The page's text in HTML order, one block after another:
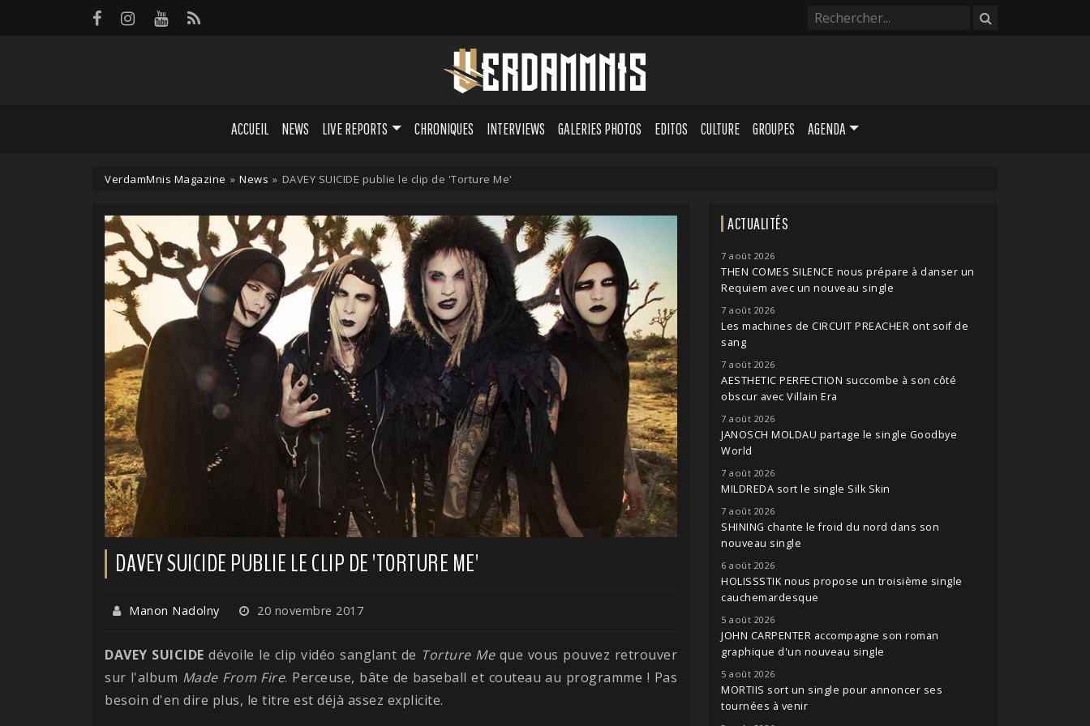
ACCUEIL NEWS LIVE REPORTS CHRONIQUES INTERVIEWS GALERIES PHOTOS EDITOS CULTURE GROUPES AGENDA
VerdamMnis Magazine » News » DAVEY SUICIDE publie le clip de 'Torture Me'
DAVEY SUICIDE PUBLIE LE CLIP DE 'TORTURE ME'
Manon Nadolny 20 novembre 2017
DAVEY SUICIDE dévoile le clip vidéo sanglant de Torture Meque vous pouvez retrouver
sur l'album Made From Fire. Perceuse, bâte de baseball et couteau au programme ! Pas
besoin d'en dire plus, le titre est déjà assez explicite.
ACTUALITÉS
7 août 2026
THEN COMES SILENCE nous prépare à danser un
Requiem avec un nouveau single
7 août 2026
Les machines de CIRCUIT PREACHER ont soif de
sang
7 août 2026
AESTHETIC PERFECTION succombe à son côté
obscur avec Villain Era
7 août 2026
JANOSCH MOLDAU partage le single Goodbye
World
7 août 2026
MILDREDA sort le single Silk Skin
7 août 2026
SHINING chante le froid du nord dans son
nouveau single
6 août 2026
HOLISSSTIK nous propose un troisième single
cauchemardesque
5 août 2026
JOHN CARPENTER accompagne son roman
graphique d'un nouveau single
5 août 2026
MORTIIS sort un single pour annoncer ses
tournées à venir
Panneau de gestion des cookies